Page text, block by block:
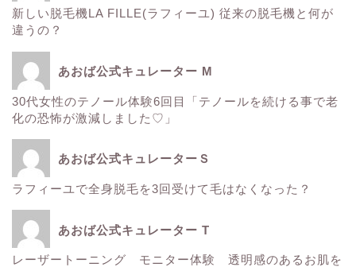
新しい脱毛機LA FILLE(ラフィーユ) 従来の脱毛機と何が
違うの？
あおば公式キュレーター M
30代女性のテノール体験6回目「テノールを続ける事で老
化の恐怖が激減しました♡」
あおば公式キュレーターＳ
ラフィーユで全身脱毛を3回受けて毛はなくなった？
あおば公式キュレーター T
レーザートーニング モニター体験 透明感のあるお肌を
サーマクール
レーザートーニング
ＳＲＳマスク